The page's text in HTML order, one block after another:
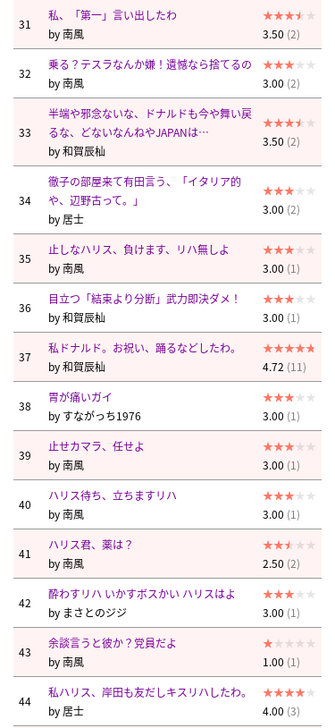
31
私、「第一」言い出したわ
by南風 3.50 (2)
32
乗る？テスラなんか嫌！遺憾なら捨てるの
by南風 3.00 (2)
33
半端や邪念ないな、ドナルドも今や舞い戻
るな、どないなんねやJAPANは…
by和賀辰杣
3.50 (2)
34
徹子の部屋来て有田言う、「イタリア的
や、辺野古って。」
by 居士
3.00 (2)
35
止しなハリス、負けます、リハ無しよ
by南風 3.00 (1)
36
目立つ「結束より分断」武力即決ダメ！
by和賀辰杣 3.00 (1)
37
私ドナルド。お祝い、踊るなどしたわ。
by和賀辰杣 4.72 (11)
38
胃が痛いガイ
by すながっち1976 3.00 (1)
39
止せカマラ、任せよ
by南風 3.00 (1)
40
ハリス待ち、立ちますリハ
by南風 3.00 (1)
41
ハリス君、薬は？
by南風 2.50 (2)
42
酔わすリハ いかすボスかい ハリスはよ
by まさとのジジ 3.00 (1)
43
余談言うと彼か？党員だよ
by南風 1.00 (1)
44
私ハリス、岸田も友だしキスリハしたわ。
by 居士 4.00 (3)